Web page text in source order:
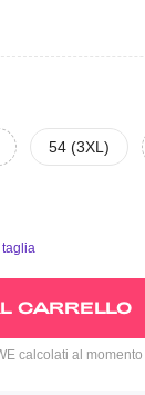
54 (3XL)
taglia
CARRELLO
calcolati al